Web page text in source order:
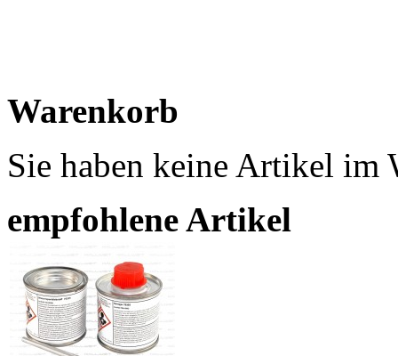
Warenkorb
Sie haben keine Artikel im
empfohlene Artikel